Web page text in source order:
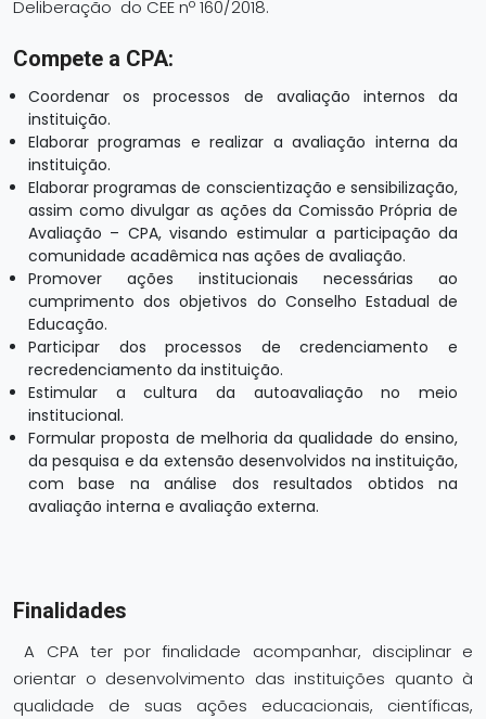
Deliberação do CEE nº 160/2018.
Compete a CPA:
Coordenar os processos de avaliação internos da
instituição.
Elaborar programas e realizar a avaliação interna da
instituição.
Elaborar programas de conscientização e sensibilização,
assim como divulgar as ações da Comissão Própria de
Avaliação – CPA, visando estimular a participação da
comunidade acadêmica nas ações de avaliação.
Promover ações institucionais necessárias ao
cumprimento dos objetivos do Conselho Estadual de
Educação.
Participar dos processos de credenciamento e
recredenciamento da instituição.
Estimular a cultura da autoavaliação no meio
institucional.
Formular proposta de melhoria da qualidade do ensino,
da pesquisa e da extensão desenvolvidos na instituição,
com base na análise dos resultados obtidos na
avaliação interna e avaliação externa.
Finalidades
A CPA ter por finalidade acompanhar, disciplinar e
orientar o desenvolvimento das instituições quanto à
qualidade de suas ações educacionais, científicas,